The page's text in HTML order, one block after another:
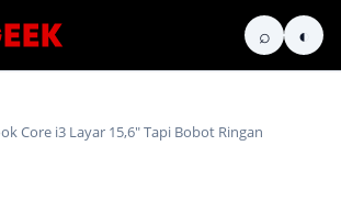
⌕ ◐
Core i3 Layar 15,6″ Tapi Bobot Ringan